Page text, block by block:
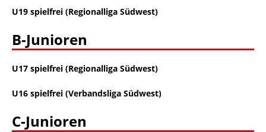
U19 spielfrei (Regionalliga Südwest)
B-Junioren
U17 spielfrei (Regionalliga Südwest)
U16 spielfrei (Verbandsliga Südwest)
C-Junioren